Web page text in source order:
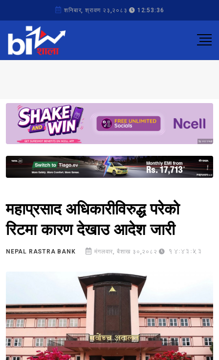
शनिबार, श्रावण २३,२०८३ 12:53:36
Sponsored
Sponsored
महाप्रसाद अधिकारीविरुद्ध परेको
रिटमा कारण देखाउ आदेश जारी
NEPAL RASTRA BANK मंगलवार, बैशाख ३०,२०८२ 14:43:53